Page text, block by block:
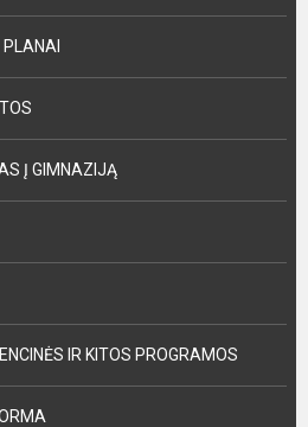
Į GIMNAZIJĄ
IR KITOS PROGRAMOS